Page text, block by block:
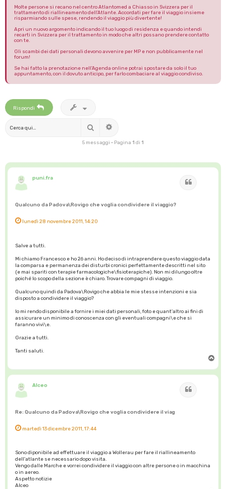
Molte persone si recano nel centro Atlantomed a Chiasso in Svizzera per il
trattamento di riallineamento dell'Atlante. Accordati per fare il viaggio insieme
risparmiando sulle spese, rendendo il viaggio più divertente!
Apri un nuovo argomento indicando il tuo luogo di residenza e quando intendi
recarti in Svizzera per il trattamento in modo che altri possano prendere contatto
con te.
Gli scambi dei dati personali devono avvenire per MP e non pubblicamente nel
forum!
Se hai fatto la prenotazione nell'Agenda online potrai spostare da solo il tuo
appuntamento, con il dovuto anticipo, per farlo combaciare al viaggio condiviso.
Rispondi
Cerca
5 messaggi • Pagina 1 di 1
puni.fra
Qualcuno da Padova\Rovigo che voglia condividere il viaggio?
lunedì 28 novembre 2011, 14:20
Salve a tutti.
Mi chiamo Francesco e ho 26 anni. Ho deciso di intraprendere questo viaggio data
la comparsa e permanenza dei disturbi cronici perfettamente descritti nel sito
(e mai spariti con terapie farmacologiche\fisioterapiche). Non mi dilungo oltre
poiché lo scopo della sezione è chiaro. Trovare compagni di viaggio.
Qualcuno quindi da Padova\Rovigo che abbia le mie stesse intenzioni e sia
disposto a condividere il viaggio?
Io mi rendo disponibile a fornire i miei dati personali, foto e quant'altro ai fini di
assicurare un minimo di conoscenza con gli eventuali compagni\e che si
faranno vivi\e.
Grazie a tutti.
Tanti saluti.
p
Alceo
Re: Qualcuno da Padova\Rovigo che voglia condividere il viag
martedì 13 dicembre 2011, 17:44
Sono diponibile ad effettuare il viaggio a Wollerau per fare il riallineamento
dell'atlante se necessario dopo visita.
Vengo dalle Marche e vorrei condividere il viaggio con altre persone o in macchina
o in aereo.
Aspetto notizie
Alceo